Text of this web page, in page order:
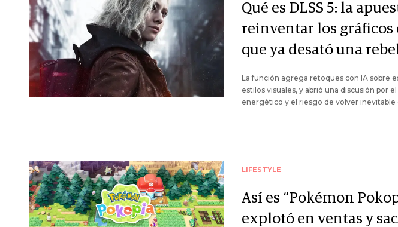
Qué es DLSS 5: la
reinventar los gráficos
que ya desató una
La función agrega retoques con IA sobre
estilos visuales, y abrió una discusión por
energético y el riesgo de volver inevitable
LIFESTYLE
Así es “Pokémon
explotó en ventas y